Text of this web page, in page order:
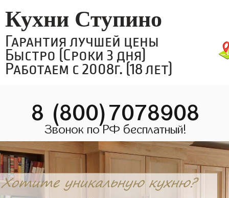
Кухни Ступино
Гарантия лучшей цены
Быстро (Сроки 3 дня)
Работаем с 2008г. (18 лет)
8 (800)7078908
Звонок по РФ бесплатный!